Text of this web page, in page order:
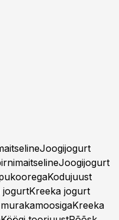
jogurtKreeka jogurt